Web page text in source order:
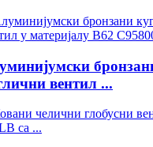
вентил ...